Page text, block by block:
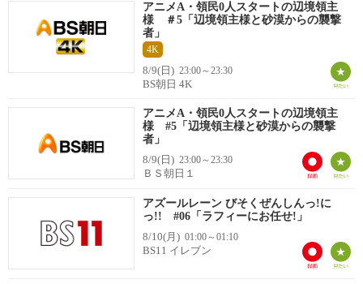
アニメA・領民0人スタートの辺境領主
様 ＃5「辺境領主様と砂漠からの襲撃
者」
4K
8/9(日) 23:00～23:30
BS朝日 4K
アニメA・領民0人スタートの辺境領主
様 #5「辺境領主様と砂漠からの襲撃
者」
8/9(日) 23:00～23:30
ＢＳ朝日１
アズールレーン びそくぜんしんっ!に
っ!! #06「ラフィーにお任せ!」
8/10(月) 01:00～01:10
BS11 イレブン